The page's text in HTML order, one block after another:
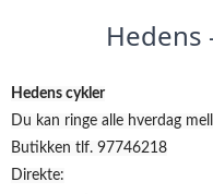
Hedens
Hedens cykler
Du kan ringe alle hverdag
Butikken tlf. 97746218
Direkte: